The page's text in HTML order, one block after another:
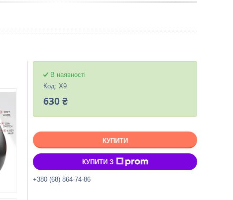
В наявності
Код: X9
630 ₴
КУПИТИ
КУПИТИ З
+380 (68) 864-74-86